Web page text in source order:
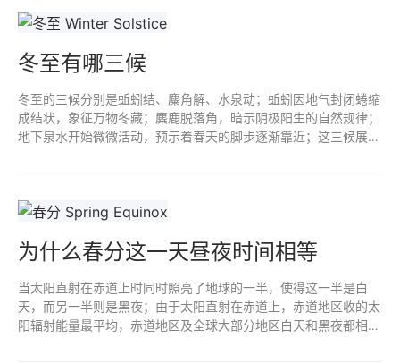
冬至有哪三候
冬至的三候分别是蚯蚓结、麋角解、水泉动；蚯蚓因地气封闭蜷缩
成结状，象征万物冬藏；麋鹿脱落角，暗示阴极阳生的自然规律；
地下泉水开始微微活动，预示着春天的脚步逐渐靠近；这三候展现
为什么春分这一天昼夜时间相等
当太阳直射在赤道上时同时照亮了地球的一半，使得这一半是白
天，而另一半则是黑夜；由于太阳直射在赤道上，赤道地区收的太
阳辐射能量最平均，赤道地区及全球大部分地区白天和黑夜都相